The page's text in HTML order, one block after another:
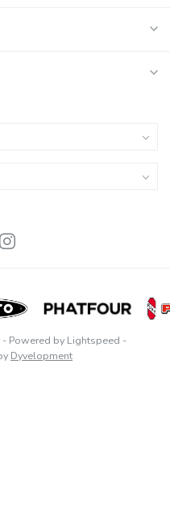
- Powered by Lightspeed -
Dyvelopment